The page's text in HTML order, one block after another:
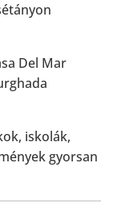
Del Mar
iskolák,
gyorsan